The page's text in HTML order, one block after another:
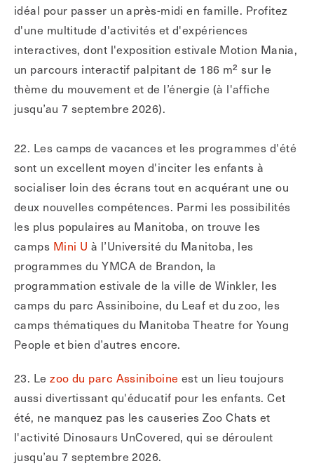
idéal pour passer un après-midi en famille. Profitez
d'une multitude d'activités et d'expériences
interactives, dont l'exposition estivale Motion Mania,
un parcours interactif palpitant de 186 m² sur le
thème du mouvement et de l’énergie (à l'affiche
jusqu’au 7 septembre 2026).
22. Les camps de vacances et les programmes d'été
sont un excellent moyen d'inciter les enfants à
socialiser loin des écrans tout en acquérant une ou
deux nouvelles compétences. Parmi les possibilités
les plus populaires au Manitoba, on trouve les
camps Mini U à l’Université du Manitoba, les
programmes du YMCA de Brandon, la
programmation estivale de la ville de Winkler, les
camps du parc Assiniboine, du Leaf et du zoo, les
camps thématiques du Manitoba Theatre for Young
People et bien d’autres encore.
23. Lezoo du parc Assiniboine est un lieu toujours
aussi divertissant qu'éducatif pour les enfants. Cet
été, ne manquez pas les causeries Zoo Chats et
l'activité Dinosaurs UnCovered, qui se déroulent
jusqu’au 7 septembre 2026.